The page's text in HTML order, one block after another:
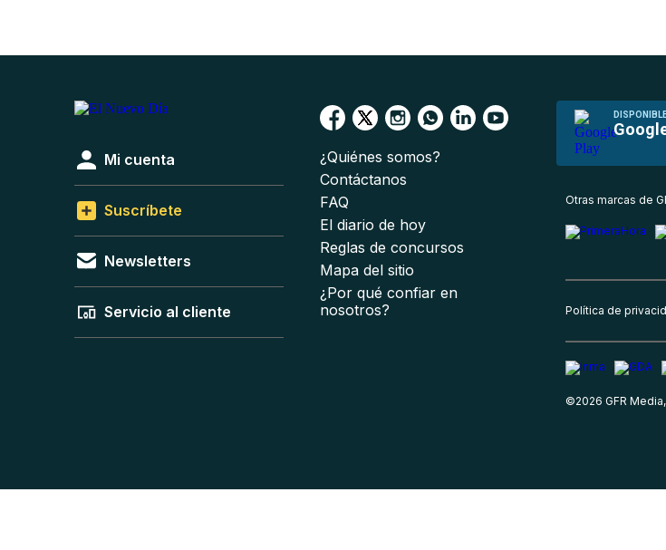
Mi cuenta
Suscríbete
Newsletters
Servicio al cliente
¿Quiénes somos?
Contáctanos
FAQ
El diario de hoy
Reglas de concursos
Mapa del sitio
¿Por qué confiar en
nosotros?
Otras marcas de
Política de
©2026 GFR